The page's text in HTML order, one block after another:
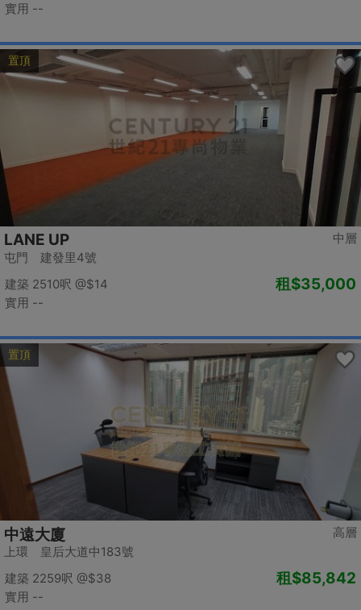
實用 --
置頂
中層
LANE UP
屯門 建發里4號
建築 2510呎 @$14
實用 --
租$35,000
置頂
高層
中遠大廈
上環 皇后大道中183號
建築 2259呎 @$38
實用 --
租$85,842